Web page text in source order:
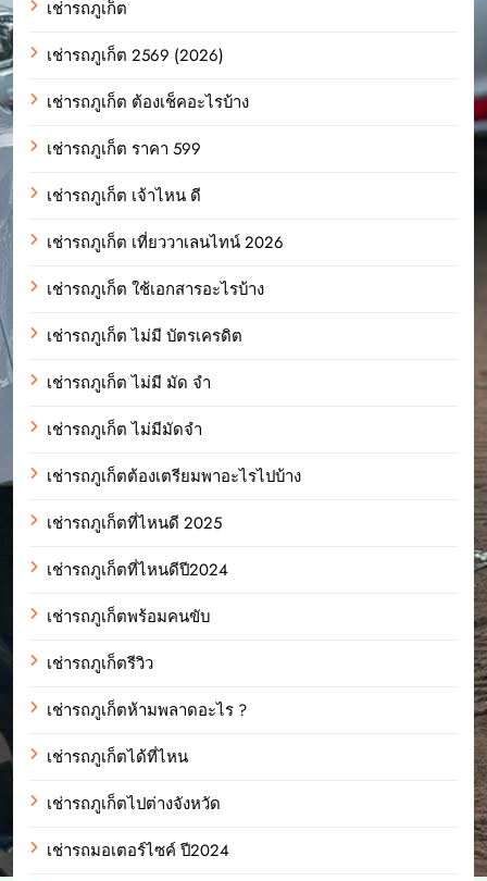
เช่ารถภูเก็ต
เช่ารถภูเก็ต 2569 (2026)
เช่ารถภูเก็ต ต้องเช็คอะไรบ้าง
เช่ารถภูเก็ต ราคา 599
เช่ารถภูเก็ต เจ้าไหน ดี
เช่ารถภูเก็ต เที่ยววาเลนไทน์ 2026
เช่ารถภูเก็ต ใช้เอกสารอะไรบ้าง
เช่ารถภูเก็ต ไม่มี บัตรเครดิต
เช่ารถภูเก็ต ไม่มี มัด จํา
เช่ารถภูเก็ต ไม่มีมัดจำ
เช่ารถภูเก็ตต้องเตรียมพาอะไรไปบ้าง
เช่ารถภูเก็ตที่ไหนดี 2025
เช่ารถภูเก็ตที่ไหนดีปี2024
เช่ารถภูเก็ตพร้อมคนขับ
เช่ารถภูเก็ตรีวิว
เช่ารถภูเก็ตห้ามพลาดอะไร ?
เช่ารถภูเก็ตได้ที่ไหน
เช่ารถภูเก็ตไปต่างจังหวัด
เช่ารถมอเตอร์ไซค์ ปี2024